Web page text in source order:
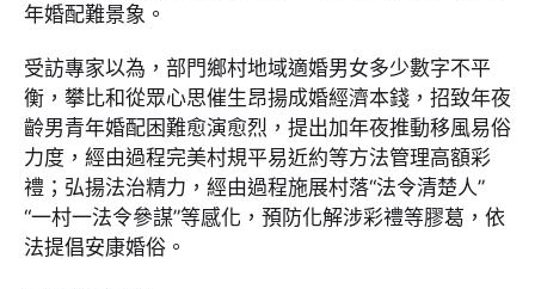
年婚配難景象。
受訪專家以為，部門鄉村地域適婚男女多少數字不平
衡，攀比和從眾心思催生昂揚成婚經濟本錢，招致年夜
齡男青年婚配困難愈演愈烈，提出加年夜推動移風易俗
力度，經由過程完美村規平易近約等方法管理高額彩
禮；弘揚法治精力，經由過程施展村落“法令清楚人”
“一村一法令參謀”等感化，預防化解涉彩禮等膠葛，依
法提倡安康婚俗。